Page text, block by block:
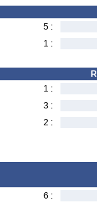
5 :
1 :
1 :
3 :
2 :
6 :